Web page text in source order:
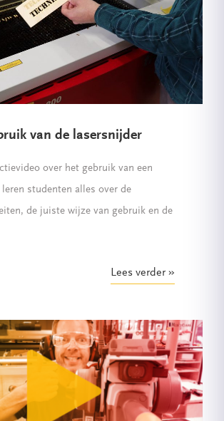
van de lasersnijder
over het gebruik van een
studenten alles over de
de juiste wijze van gebruik en de
Lees verder